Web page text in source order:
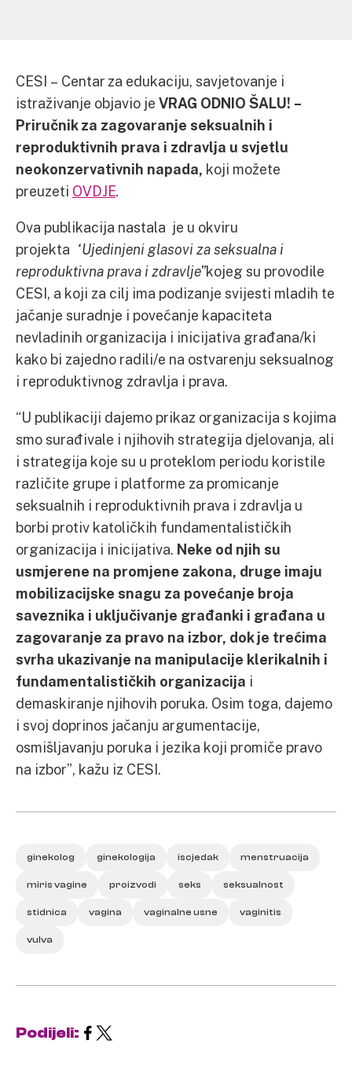
CESI – Centar za edukaciju, savjetovanje i
istraživanje objavio je VRAG ODNIO ŠALU! –
Priručnik za zagovaranje seksualnih i
reproduktivnih prava i zdravlja u svjetlu
neokonzervativnih napada, koji možete
preuzeti OVDJE.
Ova publikacija nastala je u okviru
projekta “Ujedinjeni glasovi za seksualna i
reproduktivna prava i zdravlje”kojeg su provodile
CESI, a koji za cilj ima podizanje svijesti mladih te
jačanje suradnje i povećanje kapaciteta
nevladinih organizacija i inicijativa građana/ki
kako bi zajedno radili/e na ostvarenju seksualnog
i reproduktivnog zdravlja i prava.
“U publikaciji dajemo prikaz organizacija s kojima
smo surađivale i njihovih strategija djelovanja, ali
i strategija koje su u proteklom periodu koristile
različite grupe i platforme za promicanje
seksualnih i reproduktivnih prava i zdravlja u
borbi protiv katoličkih fundamentalističkih
organizacija i inicijativa. Neke od njih su
usmjerene na promjene zakona, druge imaju
mobilizacijske snagu za povećanje broja
saveznika i uključivanje građanki i građana u
zagovaranje za pravo na izbor, dok je trećima
svrha ukazivanje na manipulacije klerikalnih i
fundamentalističkih organizacija i
demaskiranje njihovih poruka. Osim toga, dajemo
i svoj doprinos jačanju argumentacije,
osmišljavanju poruka i jezika koji promiče pravo
na izbor”, kažu iz CESI.
ginekolog ginekologija iscjedak menstruacija
miris vagine proizvodi seks seksualnost
stidnica vagina vaginalne usne vaginitis
vulva
Podijeli: